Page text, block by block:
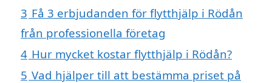
3 Få 3 erbjudanden för flytthjälp i Rödån
från professionella företag
4 Hur mycket kostar flytthjälp i Rödån?
5 Vad hjälper till att bestämma priset på